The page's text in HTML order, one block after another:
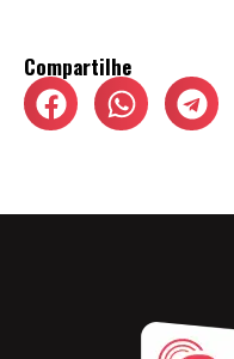
Compartilhe